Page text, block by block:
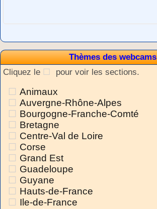
Thèmes des webcams
Cliquez le
pour voir les sections.
Animaux
Auvergne-Rhône-Alpes
Bourgogne-Franche-Comté
Bretagne
Centre-Val de Loire
Corse
Grand Est
Guadeloupe
Guyane
Hauts-de-France
Ile-de-France